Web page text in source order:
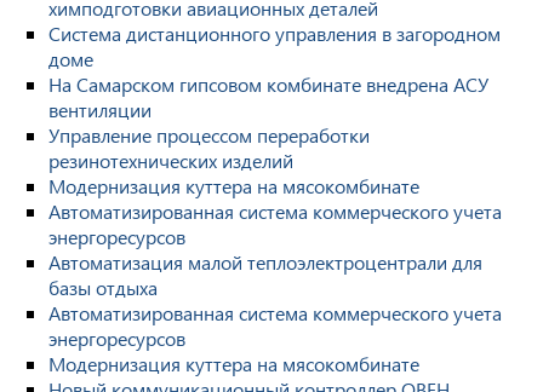
химподготовки авиационных деталей
Система дистанционного управления в загородном
доме
На Самарском гипсовом комбинате внедрена АСУ
вентиляции
Управление процессом переработки
резинотехнических изделий
Модернизация куттера на мясокомбинате
Автоматизированная система коммерческого учета
энергоресурсов
Автоматизация малой теплоэлектроцентрали для
базы отдыха
Автоматизированная система коммерческого учета
энергоресурсов
Модернизация куттера на мясокомбинате